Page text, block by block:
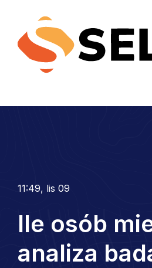
11:49, lis 09
Ile osób
analiza